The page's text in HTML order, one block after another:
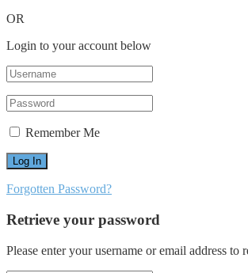
OR
Login to your account below
Remember Me
Forgotten Password?
Retrieve your password
Please enter your username or email address to